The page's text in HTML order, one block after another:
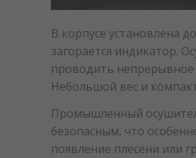
В корпусе установлена
загорается индикатор.
проводить
Небольшой вес и
Промышленный
безопасным, что
появление плесени или